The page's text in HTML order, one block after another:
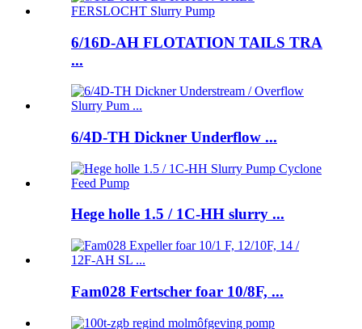
6/16D-AH FLOTATION TAILS TRA
...
6/4D-TH Dickner Underflow ...
Hege holle 1.5 / 1C-HH slurry ...
Fam028 Fertscher foar 10/8F, ...